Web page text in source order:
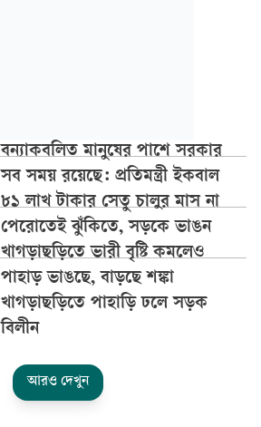
বন্যাকবলিত মানুষের পাশে সরকার
সব সময় রয়েছে: প্রতিমন্ত্রী ইকবাল
৮১ লাখ টাকার সেতু চালুর মাস না
পেরোতেই ঝুঁকিতে, সড়কে ভাঙন
খাগড়াছড়িতে ভারী বৃষ্টি কমলেও
পাহাড় ভাঙছে, বাড়ছে শঙ্কা
খাগড়াছড়িতে পাহাড়ি ঢলে সড়ক
বিলীন
আরও দেখুন